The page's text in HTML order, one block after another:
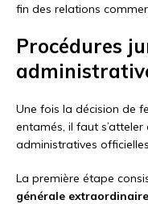
fin des relations
Procédures
Une fois la décision de
entamés, il faut
administratives
La première étape
générale extraordinaire